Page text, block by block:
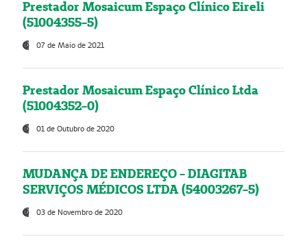
Prestador Mosaicum Espaço Clínico Eireli
(51004355-5)
07 de Maio de 2021
Prestador Mosaicum Espaço Clínico Ltda
(51004352-0)
01 de Outubro de 2020
MUDANÇA DE ENDEREÇO - DIAGITAB
SERVIÇOS MÉDICOS LTDA (54003267-5)
03 de Novembro de 2020